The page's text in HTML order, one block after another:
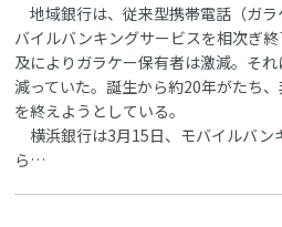
地域銀行は、従来型携帯電話（ガ
バイルバンキングサービスを相次ぎ
及によりガラケー保有者は激減。そ
減っていた。誕生から約20年がたち
を終えようとしている。
横浜銀行は3月15日、モバイルバン
ら…